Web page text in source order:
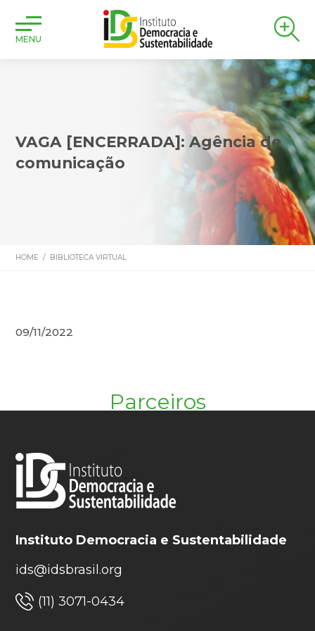
MENU
VAGA [ENCERRADA]: Agência de
comunicação
HOME / BIBLIOTECA VIRTUAL
09/11/2022
Parceiros
Instituto Democracia e Sustentabilidade
ids@idsbrasil.org
(11) 3071-0434